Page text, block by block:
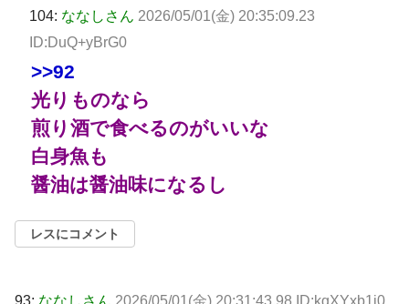
104: ななしさん 2026/05/01(金) 20:35:09.23
ID:DuQ+yBrG0
>>92
光りものなら
煎り酒で食べるのがいいな
白身魚も
醤油は醤油味になるし
レスにコメント
93: ななしさん 2026/05/01(金) 20:31:43.98 ID:kgXYxb1j0